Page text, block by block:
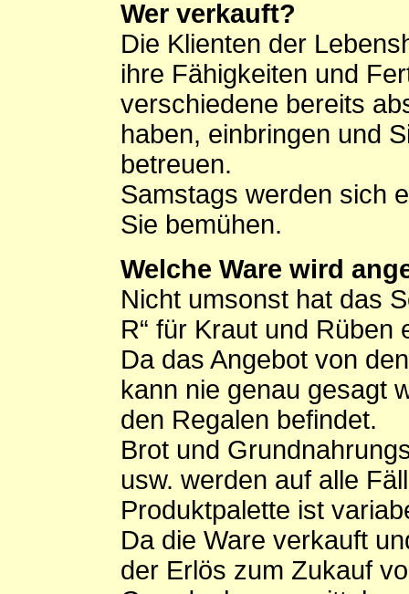
Wer verkauft?
Die Klienten der
ihre Fähigkeiten und
verschiedene bereits
haben, einbringen und
betreuen.
Samstags werden sich
Sie bemühen.
Welche Ware wird
Nicht umsonst hat das
R“ für Kraut und Rüben
Da das Angebot von
kann nie genau gesagt
den Regalen befindet.
Brot und
usw. werden auf alle
Produktpalette ist
Da die Ware verkauft
der Erlös zum Zukauf